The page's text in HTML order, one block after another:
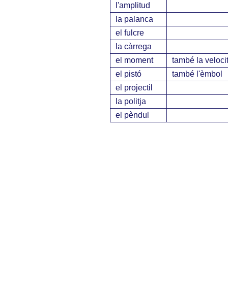
l'amplitud
la palanca
el fulcre
la càrrega
el moment
també la
el pistó
també l'èmbol
el projectil
la politja
el pèndul